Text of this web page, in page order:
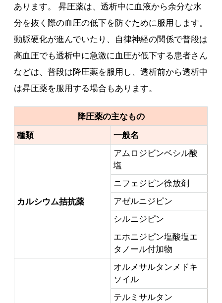
あります。 昇圧薬は、透析中に血液から余分な水
分を抜く際の血圧の低下を防ぐために服用します。
動脈硬化が進んでいたり、自律神経の関係で普段は
高血圧でも透析中に急激に血圧が低下する患者さん
などは、普段は降圧薬を服用し、透析前から透析中
は昇圧薬を服用する場合もあります。
降圧薬の主なもの
種類
一般名
カルシウム拮抗薬
アムロジビンベシル酸
塩
ニフェジピン徐放剤
アゼルニジピン
シルニジピン
エホニジピン塩酸塩エ
タノール付加物
オルメサルタンメドキ
ソイル
テルミサルタン